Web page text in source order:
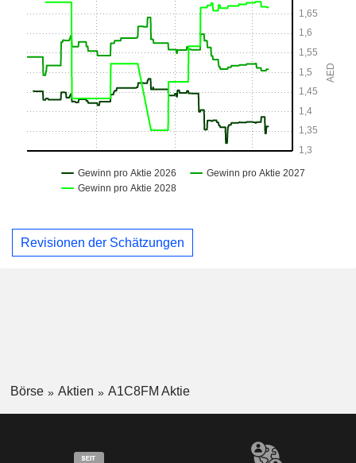
Revisionen der Schätzungen
Börse Aktien A1C8FM Aktie